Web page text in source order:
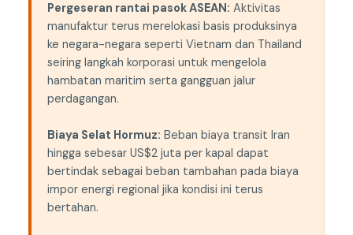
Pergeseran rantai pasok ASEAN: Aktivitas
manufaktur terus merelokasi basis produksinya
ke negara-negara seperti Vietnam dan Thailand
seiring langkah korporasi untuk mengelola
hambatan maritim serta gangguan jalur
perdagangan.
Biaya Selat Hormuz: Beban biaya transit Iran
hingga sebesar US$2 juta per kapal dapat
bertindak sebagai beban tambahan pada biaya
impor energi regional jika kondisi ini terus
bertahan.